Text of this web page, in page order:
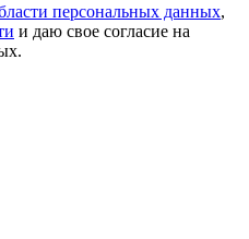
персональных данных,
и даю свое согласие на